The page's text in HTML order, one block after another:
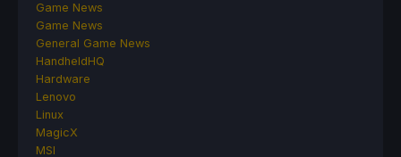
Game News
Game News
General Game News
HandheldHQ
Hardware
Lenovo
Linux
MagicX
MSI